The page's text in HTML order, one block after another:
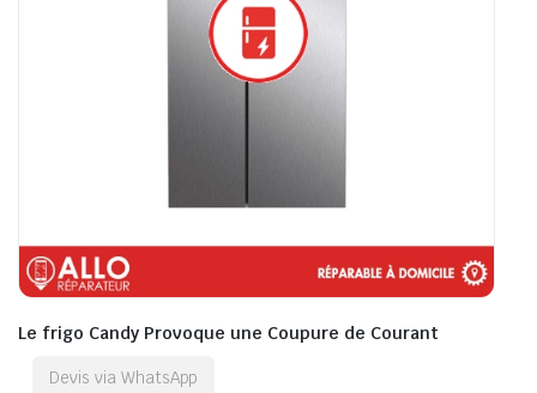
Le frigo Candy Provoque une Coupure de Courant
Devis via WhatsApp